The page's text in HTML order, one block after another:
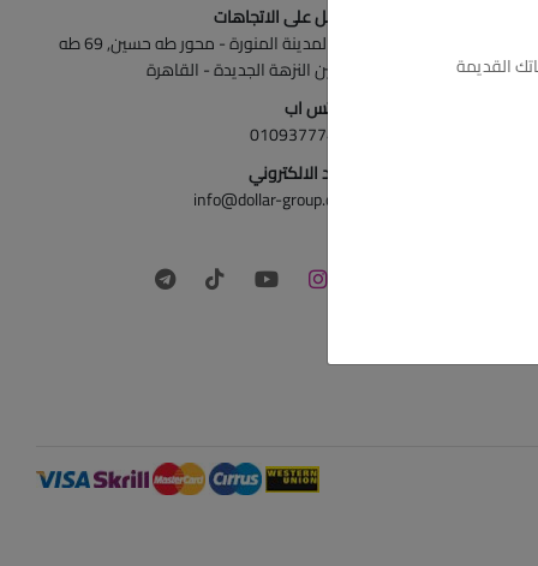
أحصل على الاتجاهات
ش المدينة المنورة - محور طه حسين, 69 طه
حسين النزهة الجديدة - القاهرة
الواتس اب
01093777446
البريد الالكتروني
info@dollar-group.com
القديمة